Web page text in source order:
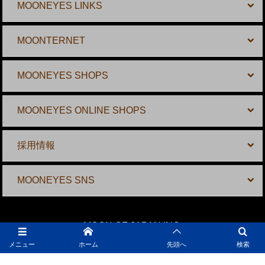
MOONEYES LINKS
MOONTERNET
MOONEYES SHOPS
MOONEYES ONLINE SHOPS
採用情報
MOONEYES SNS
MOON OF JAPAN,INC.
〒 231-0804 神奈川県横浜市中区本牧宮原 2-10
メニュー 検索
ホーム 先頭へ